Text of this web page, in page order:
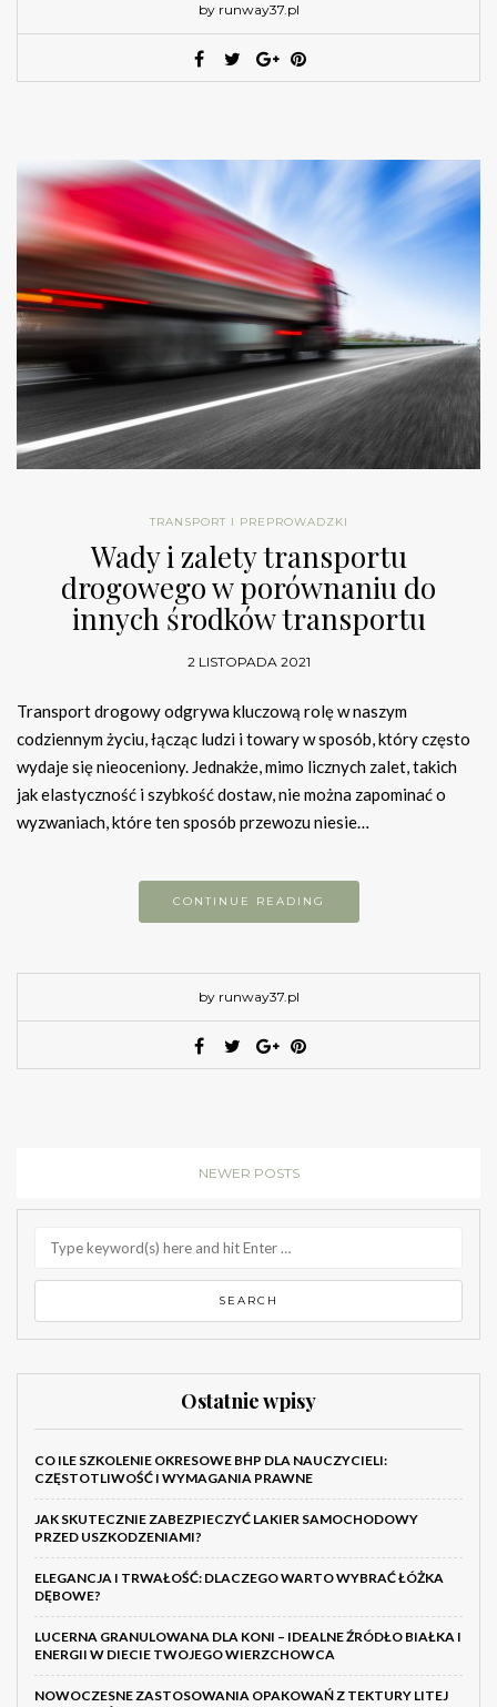
by runway37.pl
TRANSPORT I PREPROWADZKI
Wady i zalety transportu
drogowego w porównaniu do
innych środków transportu
2 LISTOPADA 2021
Transport drogowy odgrywa kluczową rolę w naszym
codziennym życiu, łącząc ludzi i towary w sposób, który często
wydaje się nieoceniony. Jednakże, mimo licznych zalet, takich
jak elastyczność i szybkość dostaw, nie można zapominać o
wyzwaniach, które ten sposób przewozu niesie…
CONTINUE READING
by runway37.pl
NEWER POSTS
Ostatnie wpisy
CO ILE SZKOLENIE OKRESOWE BHP DLA NAUCZYCIELI:
CZĘSTOTLIWOŚĆ I WYMAGANIA PRAWNE
JAK SKUTECZNIE ZABEZPIECZYĆ LAKIER SAMOCHODOWY
PRZED USZKODZENIAMI?
ELEGANCJA I TRWAŁOŚĆ: DLACZEGO WARTO WYBRAĆ ŁÓŻKA
DĘBOWE?
LUCERNA GRANULOWANA DLA KONI – IDEALNE ŹRÓDŁO BIAŁKA I
ENERGII W DIECIE TWOJEGO WIERZCHOWCA
NOWOCZESNE ZASTOSOWANIA OPAKOWAŃ Z TEKTURY LITEJ